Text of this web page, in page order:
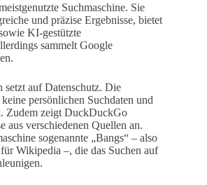
Suchmaschine. Sie
und präzise Ergebnisse, bietet
KI-gestützte
sammelt Google
setzt auf Datenschutz. Die
persönlichen Suchdaten und
Zudem zeigt DuckDuckGo
aus verschiedenen Quellen an.
sogenannte „Bangs“ – also
Wikipedia –, die das Suchen auf